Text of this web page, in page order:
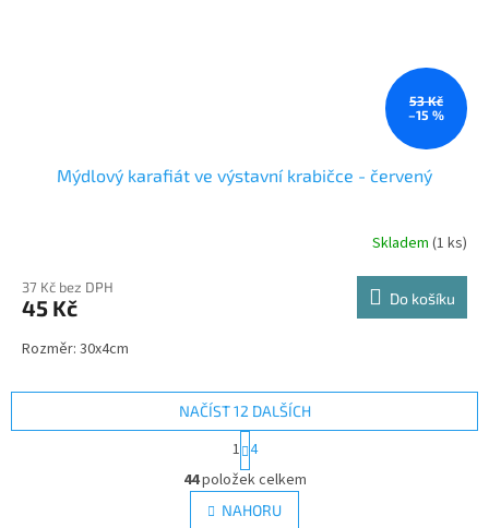
53 Kč
–15 %
Mýdlový karafiát ve výstavní krabičce - červený
Skladem (1 ks)
37 Kč bez DPH
45 Kč Do košíku
Rozměr: 30x4cm
O
v
l
NAČÍST 12 DALŠÍCH
S
t
r
á
n
1 4
44položek celkem
NAHORU